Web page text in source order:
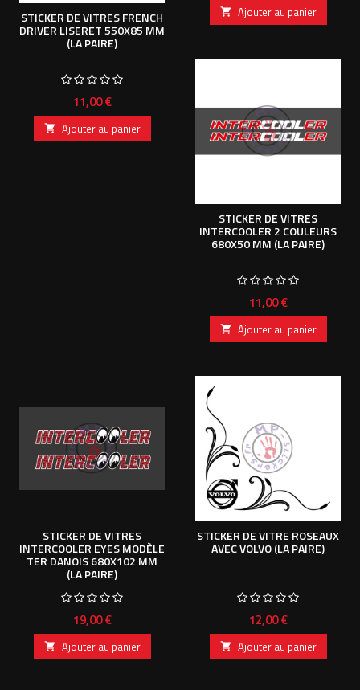
STICKER DE VITRES FRENCH
DRIVER LISERET 550X85 MM
(LA PAIRE)
Prix
11,00 €
 Ajouter au panier
 Ajouter au panier
STICKER DE VITRES
INTERCOOLER 2 COULEURS
680X50 MM (LA PAIRE)
Prix
11,00 €
 Ajouter au panier
STICKER DE VITRES
INTERCOOLER EYES MODÈLE
TER DANOIS 680X102 MM
(LA PAIRE)
Prix
19,00 €
 Ajouter au panier
STICKER DE VITRE ROSEAUX
AVEC VOLVO (LA PAIRE)
Prix
12,00 €
 Ajouter au panier